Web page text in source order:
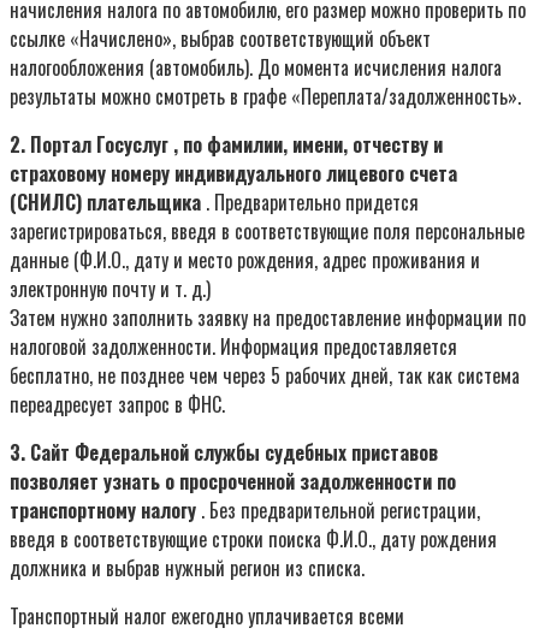
начисления налога по автомобилю, его размер можно проверить по
ссылке «Начислено», выбрав соответствующий объект
налогообложения (автомобиль). До момента исчисления налога
результаты можно смотреть в графе «Переплата/задолженность».
2. Портал Госуслуг , по фамилии, имени, отчеству и
страховому номеру индивидуального лицевого счета
(СНИЛС) плательщика . Предварительно придется
зарегистрироваться, введя в соответствующие поля персональные
данные (Ф.И.О., дату и место рождения, адрес проживания и
электронную почту и т. д.)
Затем нужно заполнить заявку на предоставление информации по
налоговой задолженности. Информация предоставляется
бесплатно, не позднее чем через 5 рабочих дней, так как система
переадресует запрос в ФНС.
3. Сайт Федеральной службы судебных приставов
позволяет узнать о просроченной задолженности по
транспортному налогу . Без предварительной регистрации,
введя в соответствующие строки поиска Ф.И.О., дату рождения
должника и выбрав нужный регион из списка.
Транспортный налог ежегодно уплачивается всеми